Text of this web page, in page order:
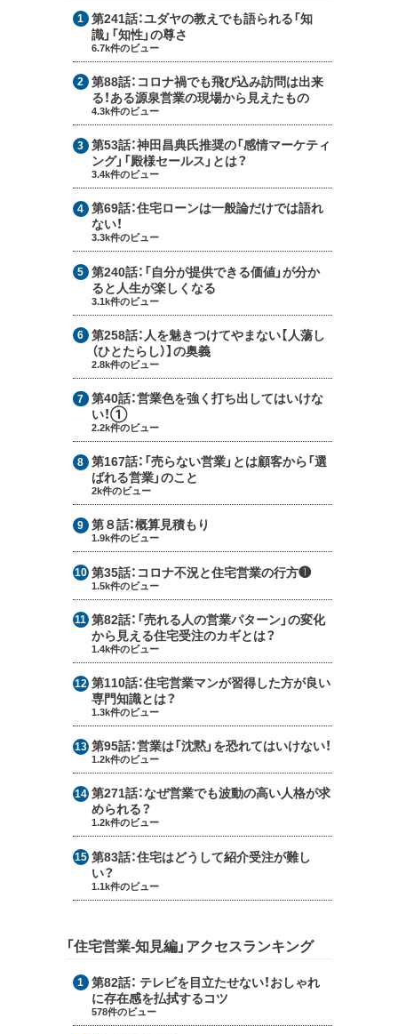
第241話：ユダヤの教えでも語られる「知
識」「知性」の尊さ
6.7k件のビュー
第88話： コロナ禍でも飛び込み訪問は出来
る！ある源泉営業の現場から見えたもの
4.3k件のビュー
第53話：神田昌典氏推奨の「感情マーケティ
ング」「殿様セールス」とは？
3.4k件のビュー
第69話：住宅ローンは一般論だけでは語れ
ない！
3.3k件のビュー
第240話： 「自分が提供できる価値」が分か
ると人生が楽しくなる
3.1k件のビュー
第258話： 人を魅きつけてやまない【人蕩し
（ひとたらし）】の奥義
2.8k件のビュー
第40話：営業色を強く打ち出してはいけな
い！①
2.2k件のビュー
第167話： 「売らない営業」とは顧客から「選
ばれる営業」のこと
2k件のビュー
第８話：概算見積もり
1.9k件のビュー
第35話： コロナ不況と住宅営業の行方❶
1.5k件のビュー
第82話： 「売れる人の営業パターン」の変化
から見える住宅受注のカギとは？
1.4k件のビュー
第110話：住宅営業マンが習得した方が良い
専門知識とは？
1.3k件のビュー
第95話：営業は「沈黙」を恐れてはいけない！
1.2k件のビュー
第271話：なぜ営業でも波動の高い人格が求
められる？
1.2k件のビュー
第83話：住宅はどうして紹介受注が難し
い？
1.1k件のビュー
「住宅営業-知見編」アクセスランキング
第82話： テレビを目立たせない！おしゃれ
に存在感を払拭するコツ
578件のビュー